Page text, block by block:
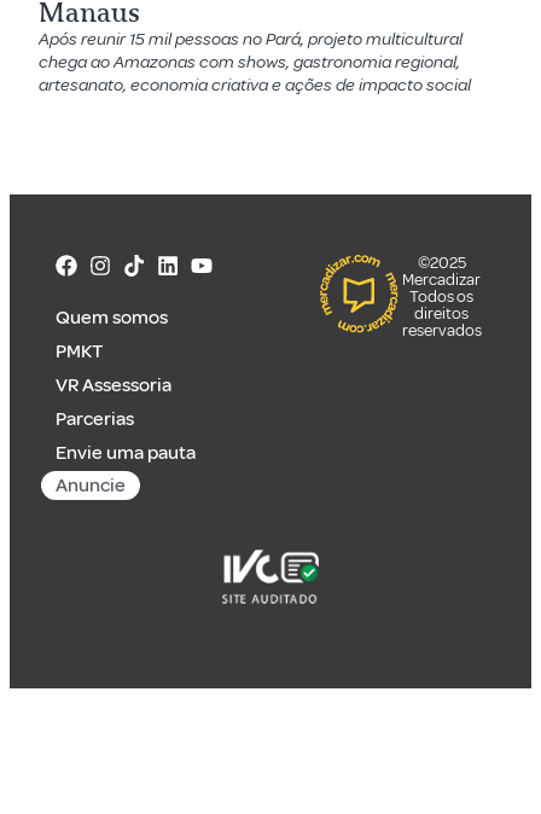
Manaus
Após reunir 15 mil pessoas no Pará, projeto multicultural
chega ao Amazonas com shows, gastronomia regional,
artesanato, economia criativa e ações de impacto social
Quem somos
PMKT
VR Assessoria
Parcerias
Envie uma pauta
Anuncie
©2025
Mercadizar
Todos os
direitos
reservados